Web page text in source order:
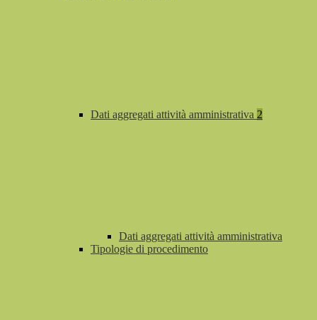
Dati aggregati attività amministrativa 2
Dati aggregati attività amministrativa
Tipologie di procedimento